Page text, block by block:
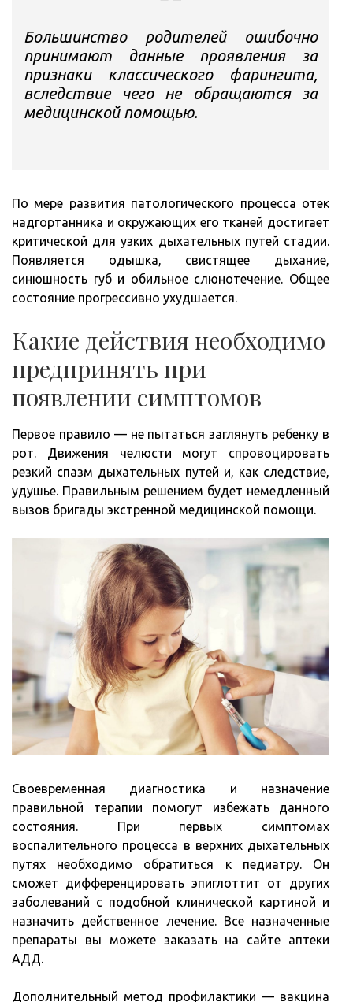
Большинство родителей ошибочно
принимают данные проявления за
признаки классического фарингита,
вследствие чего не обращаются за
медицинской помощью.
По мере развития патологического процесса отек
надгортанника и окружающих его тканей достигает
критической для узких дыхательных путей стадии.
Появляется одышка, свистящее дыхание,
синюшность губ и обильное слюнотечение. Общее
состояние прогрессивно ухудшается.
Какие действия необходимо
предпринять при
появлении симптомов
Первое правило — не пытаться заглянуть ребенку в
рот. Движения челюсти могут спровоцировать
резкий спазм дыхательных путей и, как следствие,
удушье. Правильным решением будет немедленный
вызов бригады экстренной медицинской помощи.
Своевременная диагностика и назначение
правильной терапии помогут избежать данного
состояния. При первых симптомах
воспалительного процесса в верхних дыхательных
путях необходимо обратиться к педиатру. Он
сможет дифференцировать эпиглоттит от других
заболеваний с подобной клинической картиной и
назначить действенное лечение. Все назначенные
препараты вы можете заказать на сайте аптеки
АДД.
Дополнительный метод профилактики — вакцина